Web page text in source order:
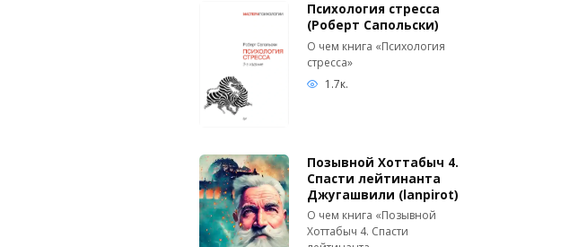
Психология стресса
(Роберт Сапольски)
О чем книга «Психология
стресса»
1.7к.
Позывной Хоттабыч 4.
Спасти лейтинанта
Джугашвили (lanpirot)
О чем книга «Позывной
Хоттабыч 4. Спасти